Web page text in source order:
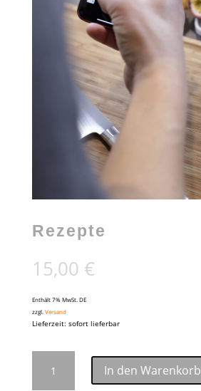
Rezepte
15,00 €
Enthält 7% MwSt. DE
zzgl. Versand
Lieferzeit: sofort lieferbar
[Digital]
In den Warenkorb